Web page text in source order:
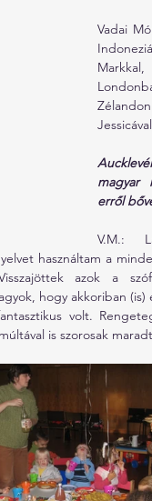
Vadai
magyar
erről
V.M.:
használtam a
azok a
hogy akkoriban
volt.
is szorosak